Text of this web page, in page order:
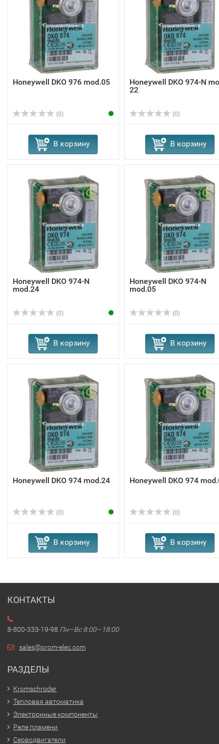
Honeywell DKO 976 mod.05
(0)
В корзину
Honeywell DKO 974-N
22
(0)
В корзину
Honeywell DKO 974-N
mod.24
(0)
В корзину
Honeywell DKO 974-N
mod.05
(0)
В корзину
Honeywell DKO 974 mod.24
(0)
В корзину
Honeywell DKO 974
(0)
В корзину
КОНТАКТЫ
8-800-333-19-98 Пн—Вс 8:00—18:00
sales@prom-elec.com
РАЗДЕЛЫ
Kromschroder
Тепловая автоматика
Электронные компоненты
Реле пламени
Серводвигатели